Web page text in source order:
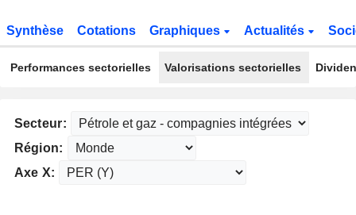
Synthèse Cotations Graphiques Actualités
Performances sectorielles Valorisations sectorielles
Secteur:
Région:
Axe X: